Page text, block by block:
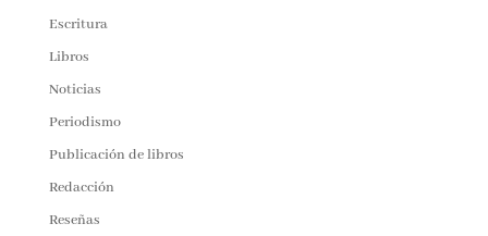
Escritura
Libros
Noticias
Periodismo
Publicación de libros
Redacción
Reseñas